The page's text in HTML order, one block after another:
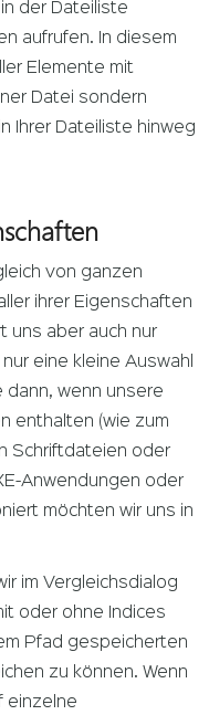
der Dateiliste
aufrufen. In diesem
Elemente mit
Datei sondern
Ihrer Dateiliste hinweg
von ganzen
ihrer Eigenschaften
uns aber auch nur
eine kleine Auswahl
wenn unsere
enthalten (wie zum
Schriftdateien oder
Anwendungen oder
möchten wir uns in
im Vergleichsdialog
oder ohne Indices
Pfad gespeicherten
zu können. Wenn
einzelne